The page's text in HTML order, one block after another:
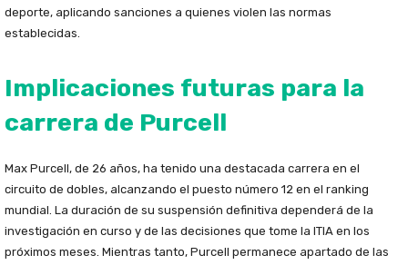
deporte, aplicando sanciones a quienes violen las normas
establecidas.
Implicaciones futuras para la
carrera de Purcell
Max Purcell, de 26 años, ha tenido una destacada carrera en el
circuito de dobles, alcanzando el puesto número 12 en el ranking
mundial. La duración de su suspensión definitiva dependerá de la
investigación en curso y de las decisiones que tome la ITIA en los
próximos meses. Mientras tanto, Purcell permanece apartado de las